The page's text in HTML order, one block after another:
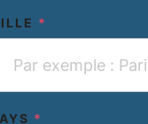
*
*